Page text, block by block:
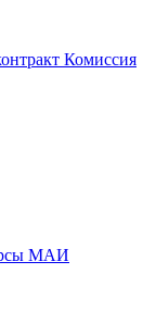
Комиссия
МАИ